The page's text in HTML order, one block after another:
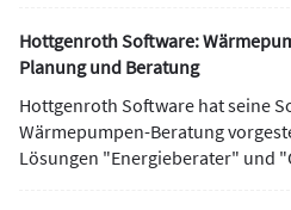
Hottgenroth Software:
Planung und Beratung
Hottgenroth Software hat seine
Wärmepumpen-Beratung
Lösungen "Energieberater" und